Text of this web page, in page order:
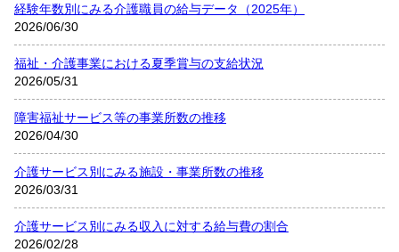
経験年数別にみる介護職員の給与データ（2025年）
2026/06/30
福祉・介護事業における夏季賞与の支給状況
2026/05/31
障害福祉サービス等の事業所数の推移
2026/04/30
介護サービス別にみる施設・事業所数の推移
2026/03/31
介護サービス別にみる収入に対する給与費の割合
2026/02/28